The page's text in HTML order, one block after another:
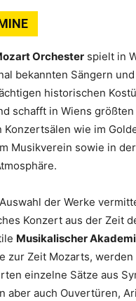
Orchester spielt in
bekannten Sängern
historischen
schafft in Wiens größten
Konzertsälen wie im
Musikverein sowie in
der Werke
Konzert aus der Zeit
Musikalischer
zur Zeit Mozarts,
einzelne Sätze aus
aber auch Ouvertüren,